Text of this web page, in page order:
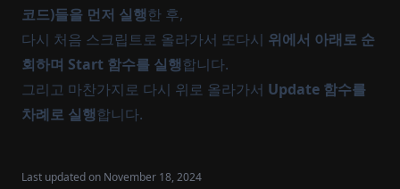
코드)들을 먼저 실행한 후,
다시 처음 스크립트로 올라가서 또다시 위에서 아래로 순
회하며 Start 함수를 실행합니다.
그리고 마찬가지로 다시 위로 올라가서 Update 함수를
차례로 실행합니다.
Last updated on November 18, 2024